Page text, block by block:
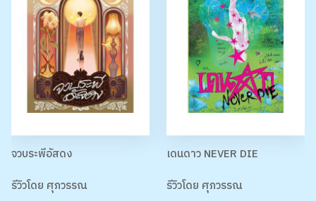
จวบระพีอัสดง
รีวิวโดย ศุภวรรณ
เดนดาว NEVER DIE
รีวิวโดย ศุภวรรณ